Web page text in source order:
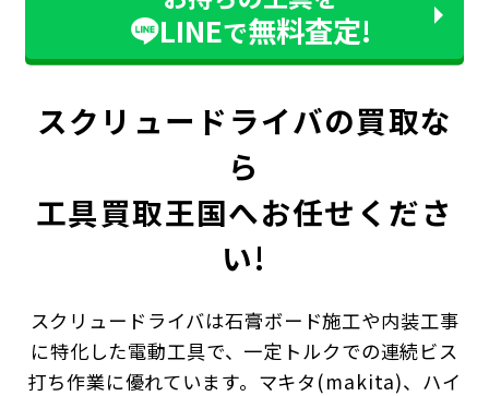
LINEで無料査定!
スクリュードライバの買取な
ら
工具買取王国へお任せくださ
い!
スクリュードライバは石膏ボード施工や内装工事
に特化した電動工具で、一定トルクでの連続ビス
打ち作業に優れています。マキタ(makita)、ハイ